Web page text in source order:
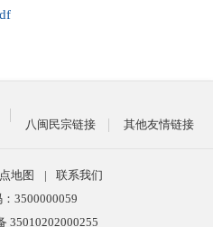
八闽民宗链接 其他友情链接
地图 |
联系我们
3500000059
35010202000255